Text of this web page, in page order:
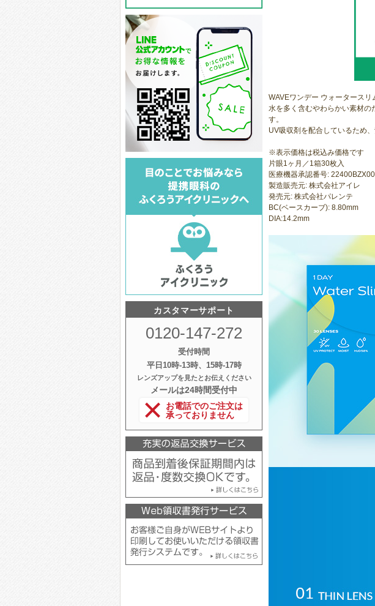
カスタマーサポート
0120-147-272
受付時間
平日10時‐13時、15時‐17時
レンズアップを見たとお伝えください
メールは24時間受付中
お電話でのご注文は
承っておりません
WAVEワンデー ウォータース
水を多く含むやわらかい素材の
す。
UV吸収剤を配合しているため
※表示価格は税込み価格です
片眼1ヶ月／1箱30枚入
医療機器承認番号:
製造販売元: 株式会社アイレ
発売元: 株式会社パレンテ
BC(ベースカーブ): 8.80mm
DIA:14.2mm